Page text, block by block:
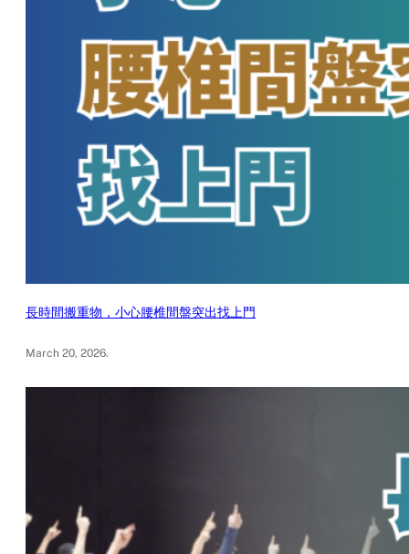
長時間搬重物，小心腰椎間盤突出找上門
March 20, 2026.